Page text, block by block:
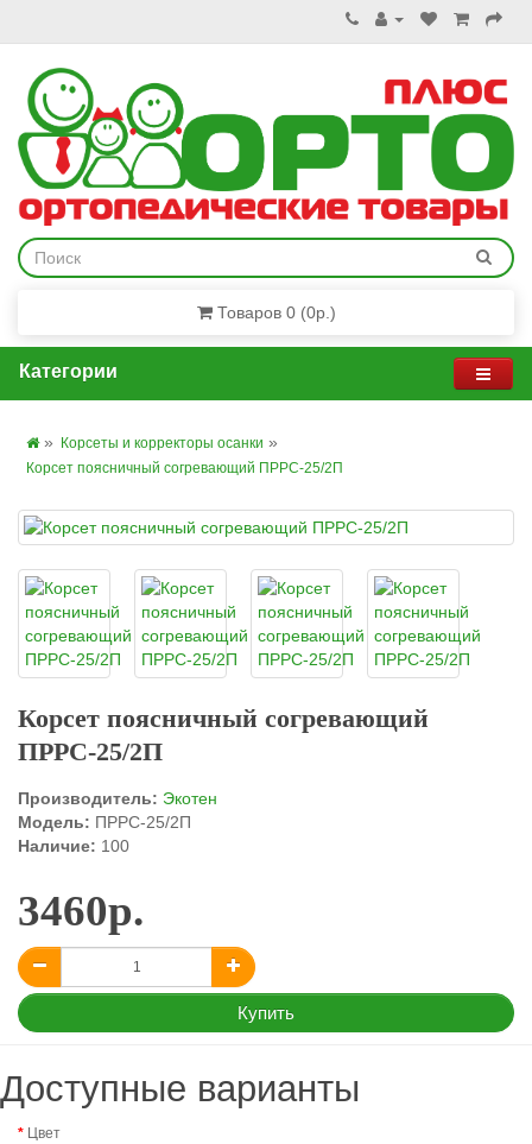
Товаров 0 (0р.)
Категории
Корсеты и корректоры осанки
Корсет поясничный согревающий ПРРС-25/2П
Корсет поясничный согревающий
ПРРС-25/2П
Производитель: Экотен
Модель: ПРРС-25/2П
Наличие: 100
3460р.
Купить
Доступные варианты
Цвет